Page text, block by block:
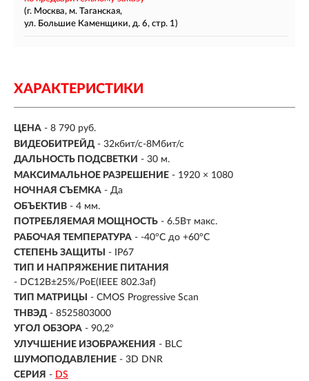
(г. Москва, м. Таганская,
ул. Большие Каменщики, д. 6, стр. 1)
ХАРАКТЕРИСТИКИ
ЦЕНА - 8 790 руб.
ВИДЕОБИТРЕЙД - 32кбит/с-8Мбит/с
ДАЛЬНОСТЬ ПОДСВЕТКИ - 30 м.
МАКСИМАЛЬНОЕ РАЗРЕШЕНИЕ - 1920 × 1080
НОЧНАЯ СЪЕМКА - Да
ОБЪЕКТИВ - 4 мм.
ПОТРЕБЛЯЕМАЯ МОЩНОСТЬ - 6.5Вт макс.
РАБОЧАЯ ТЕМПЕРАТУРА - -40°C до +60°C
СТЕПЕНЬ ЗАЩИТЫ
- IP67
ТИП И НАПРЯЖЕНИЕ ПИТАНИЯ
- DC12В±25%/PoE(IEEE 802.3af)
ТИП МАТРИЦЫ
- CMOS Progressive Scan
ТНВЭД - 8525803000
УГОЛ ОБЗОРА - 90,2°
УЛУЧШЕНИЕ ИЗОБРАЖЕНИЯ - BLC
ШУМОПОДАВЛЕНИЕ - 3D DNR
СЕРИЯ - DS